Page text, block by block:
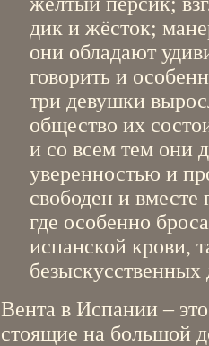
дик и жёсток;
они обладают
говорить и
три девушки
общество их
и со всем тем они
уверенностью и
свободен и вместе
где особенно
испанской крови,
Вента в Испании –
стоящие на большой